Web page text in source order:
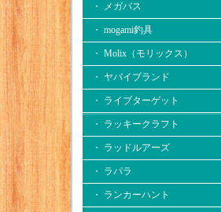
・ メガバス
・ mogami釣具
・ Molix（モリックス）
・ ヤバイブランド
・ ライブターゲット
・ ラッキークラフト
・ ラッドルアーズ
・ ラパラ
・ ランカーハント